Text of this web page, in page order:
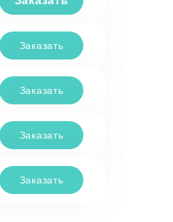
Заказать
Заказать
Заказать
Заказать